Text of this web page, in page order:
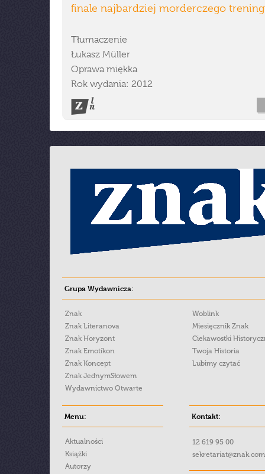
finale najbardziej morderczego
Tłumaczenie
Łukasz Müller
Oprawa miękka
Rok wydania: 2012
Grupa Wydawnicza:
Znak
Znak Literanova
Znak Horyzont
Znak Emotikon
Znak Koncept
Znak JednymSłowem
Wydawnictwo Otwarte
Woblink
Miesięcznik Znak
Ciekawostki
Twoja Historia
Lubimy czytać
Menu:
Aktualności
Książki
Autorzy
Kontakt:
12 619 95 00